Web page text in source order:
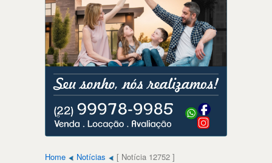
Home Notícias
[ Notícia 12752 ]